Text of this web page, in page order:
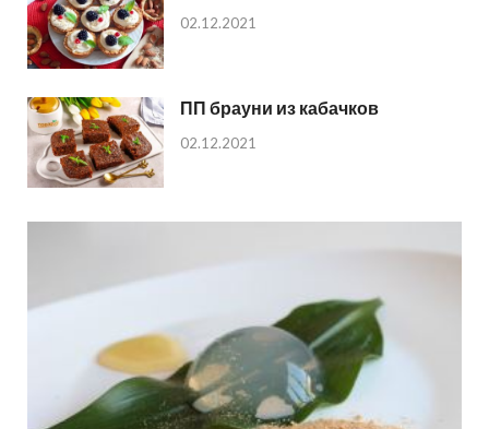
02.12.2021
ПП брауни из кабачков
02.12.2021